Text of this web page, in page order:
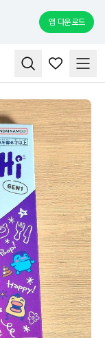
앱 다운로드